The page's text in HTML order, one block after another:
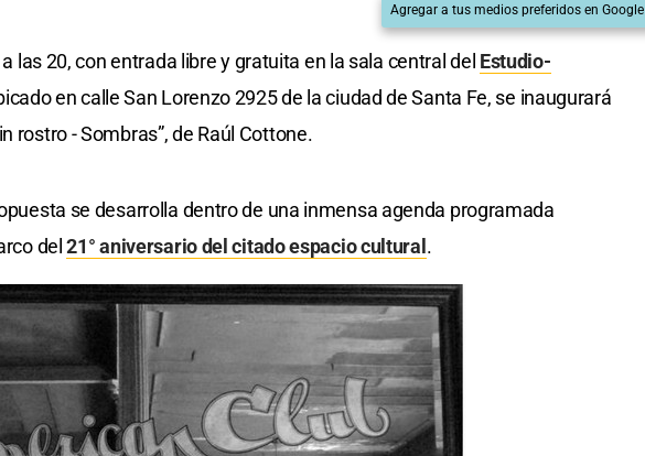
Agregar a tus medios preferidos en Google
las 20, con entrada libre y gratuita en la sala central del Estudio-
en calle San Lorenzo 2925 de la ciudad de Santa Fe, se inaugurará
rostro - Sombras”, de Raúl Cottone.
se desarrolla dentro de una inmensa agenda programada
del21° aniversario del citado espacio cultural .